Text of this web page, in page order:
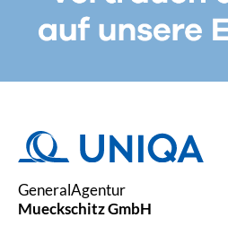
GeneralAgentur
Mueckschitz GmbH